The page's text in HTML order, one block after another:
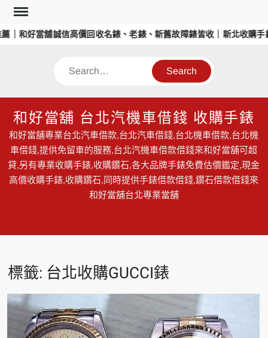
Skip
content
｜和好當舖誠信高價回收名錶、老錶、新舊故障錶皆收｜新北收購手
Search
和好當舖 台北汽機車借錢 收購手錶
和好當舖專業台北汽車借款,台北汽車借錢,台北機車借款,台北機
車借錢,提供免留車的服務,台北汽機車借款借錢來和好當舖可超
貸,另有專業收購手錶,收購鑽石,各大品牌手錶免費估價鑑定,現金
高價收購手錶,收購鑽石,同時提供手錶借款借錢,鑽石借款借錢來
和好當舖台北專業當舖
標籤: 台北收購GUCCI錶